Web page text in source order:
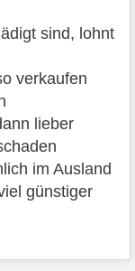
sind, lohnt
verkaufen
lieber
im Ausland
günstiger